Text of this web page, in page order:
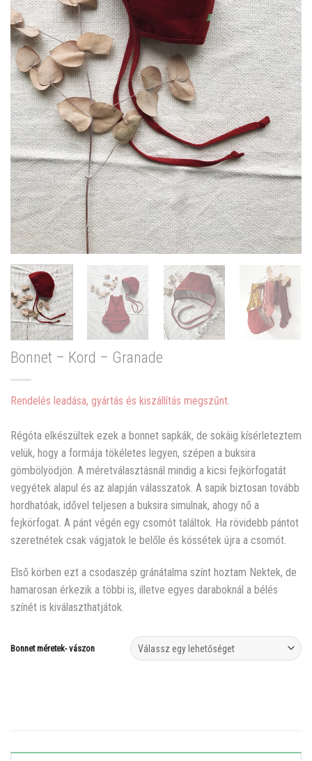
Bonnet – Kord – Granade
Rendelés leadása, gyártás és kiszállítás megszűnt.
Régóta elkészültek ezek a bonnet sapkák, de sokáig kísérleteztem
velük, hogy a formája tökéletes legyen, szépen a buksira
gömbölyödjön. A méretválasztásnál mindig a kicsi fejkörfogatát
vegyétek alapul és az alapján válasszatok. A sapik biztosan tovább
hordhatóak, idővel teljesen a buksira simulnak, ahogy nő a
fejkörfogat. A pánt végén egy csomót találtok. Ha rövidebb pántot
szeretnétek csak vágjatok le belőle és kössétek újra a csomót.
Első körben ezt a csodaszép gránátalma színt hoztam Nektek, de
hamarosan érkezik a többi is, illetve egyes daraboknál a bélés
színét is kiválaszthatjátok.
Bonnet méretek- vászon